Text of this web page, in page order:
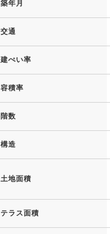
築年月
交通
建ぺい率
容積率
階数
構造
土地面積
テラス面積